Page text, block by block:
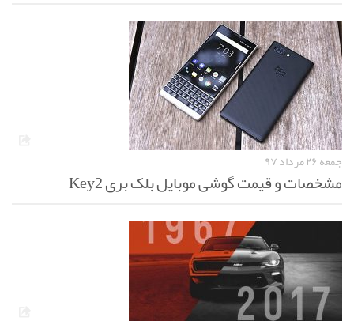
جمعه ۲۶ مرداد ۹۷
مشخصات و قیمت گوشی موبایل بلک بری Key2